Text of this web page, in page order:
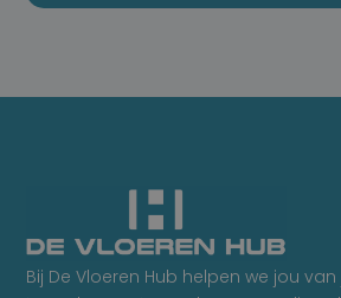
Bij De Vloeren Hub helpen we jou